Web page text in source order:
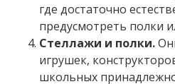
где достаточно
предусмотреть полки
Стеллажи и полки.
игрушек,
школьных